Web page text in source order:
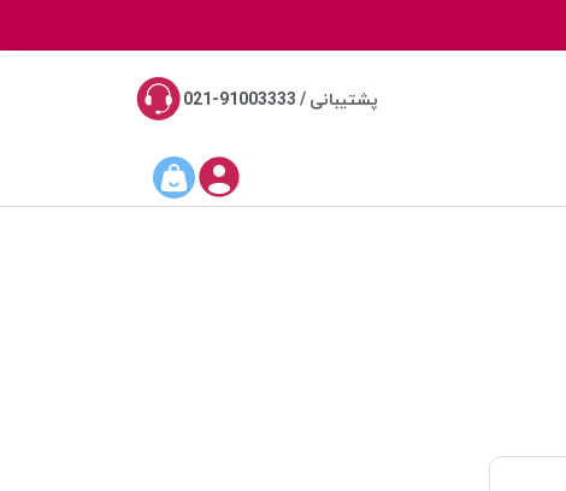
پشتیبانی / 91003333-021